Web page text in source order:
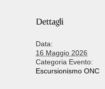
Data:
16 Maggio 2026
Categoria Evento:
Escursionismo ONC